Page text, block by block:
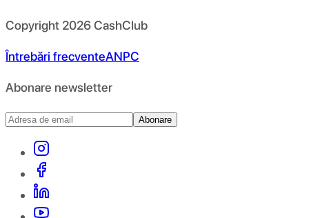
Copyright 2026CashClub
Întrebări frecventeANPC
Abonare newsletter
Abonare